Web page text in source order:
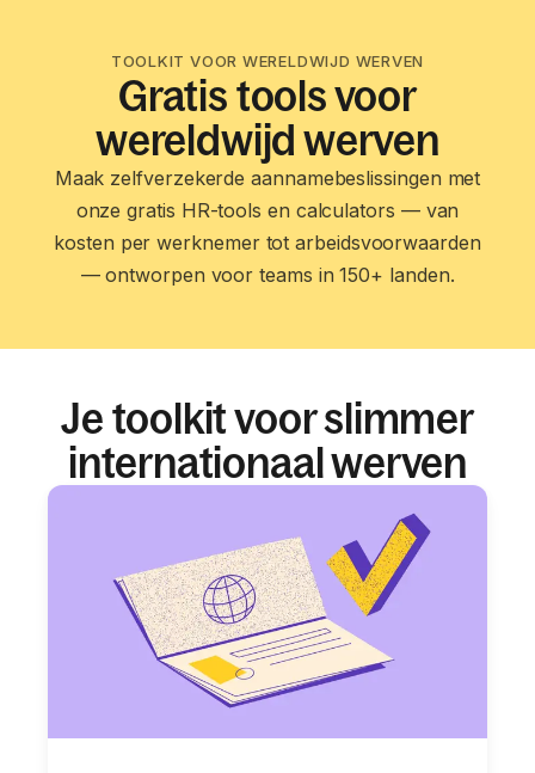
TOOLKIT VOOR WERELDWIJD WERVEN
Gratis tools voor
wereldwijd werven
Maak zelfverzekerde aannamebeslissingen met
onze gratis HR-tools en calculators — van
kosten per werknemer tot arbeidsvoorwaarden
— ontworpen voor teams in 150+ landen.
Je toolkit voor slimmer
internationaal werven